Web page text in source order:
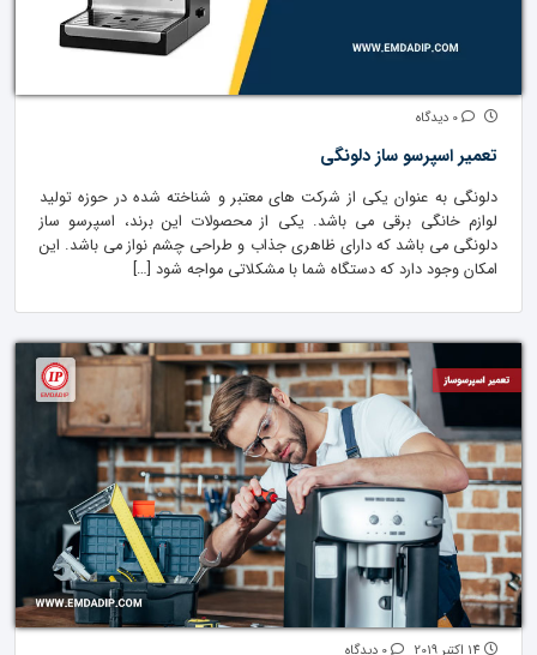
تعمیر اسپرسو ساز دلونگی
دلونگی به عنوان یکی از شرکت های معتبر و شناخته شده در حوزه تولید
لوازم خانگی برقی می باشد. یکی از محصولات این برند، اسپرسو ساز
دلونگی می باشد که دارای ظاهری جذاب و طراحی چشم نواز می باشد. این
امکان وجود دارد که دستگاه شما با مشکلاتی مواجه شود […]